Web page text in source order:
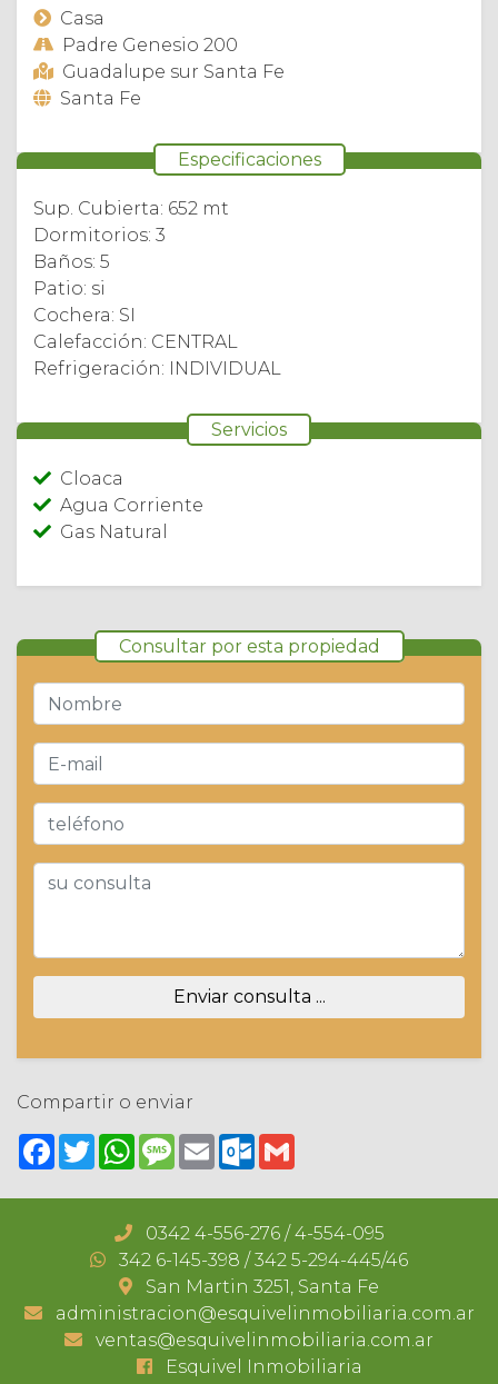
Casa
Padre Genesio 200
Guadalupe sur Santa Fe
Santa Fe
Especificaciones
Sup. Cubierta: 652 mt
Dormitorios: 3
Baños: 5
Patio: si
Cochera: SI
Calefacción: CENTRAL
Refrigeración: INDIVIDUAL
Servicios
Cloaca
Agua Corriente
Gas Natural
Consultar por esta propiedad
Enviar consulta ...
Compartir o enviar
Facebook
TwitterWhatsApp
Message
EmailOutlook.com
0342 4-556-276 / 4-554-095
342 6-145-398 / 342 5-294-445/46
San Martin 3251, Santa Fe
administracion@esquivelinmobiliaria.com.ar
ventas@esquivelinmobiliaria.com.ar
Esquivel Inmobiliaria